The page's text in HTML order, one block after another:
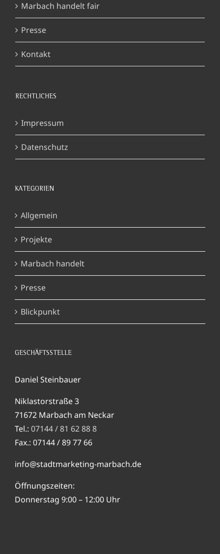
Marbach handelt fair
Presse
Kontakt
RECHTLICHES
Impressum
Datenschutz
KATEGORIEN
Allgemein
Projekte
Marbach handelt
Presse
Blickpunkt
GESCHÄFTSSTELLE
Daniel Steinbauer
Niklastorstraße 3
71672 Marbach am Neckar
Tel.: 07144 / 81 62 88 8
Fax.: 07144 / 89 77 66
info@stadtmarketing-marbach.de
Öffnungszeiten:
Donnerstag 9:00 – 12:00 Uhr